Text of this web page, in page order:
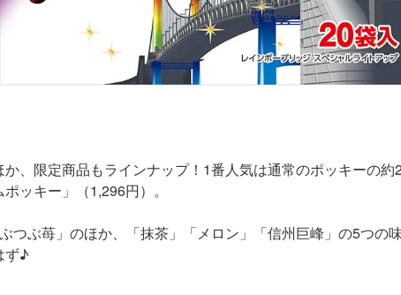
、限定商品もラインナップ！1番人気は通常のポッキーの
ッキー」（1,296円）。
つぶ苺」のほか、「抹茶」「メロン」「信州巨峰」の5つの
ず♪